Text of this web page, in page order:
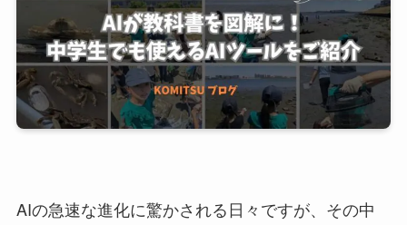
AIの急速な進化に驚かされる日々ですが、その中